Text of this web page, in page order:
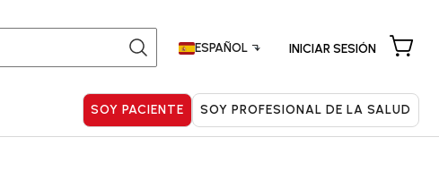
ESPAÑOL INICIAR SESIÓN